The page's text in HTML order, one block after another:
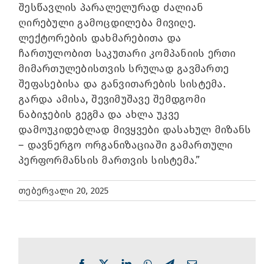
შესწავლის პარალელურად ძალიან
ღირებული გამოცდილება მივიღე.
ლექტორების დახმარებითა და
ჩართულობით საკუთარი კომპანიის ერთი
მიმართულებისთვის სრულად გავმართე
შეფასებისა და განვითარების სისტემა.
გარდა ამისა, შევიმუშავე შემდგომი
ნაბიჯების გეგმა და ახლა უკვე
დამოუკიდებლად მივყვები დასახულ მიზანს
– დავნერგო ორგანიზაციაში გამართული
პერფორმანსის მართვის სისტემა.”
თებერვალი 20, 2025